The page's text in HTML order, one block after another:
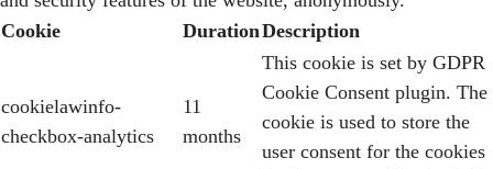
Cookie
DurationDescription
cookielawinfo-
checkbox-analytics
11
months
This cookie is set by GDPR
Cookie Consent plugin. The
cookie is used to store the
user consent for the cookies